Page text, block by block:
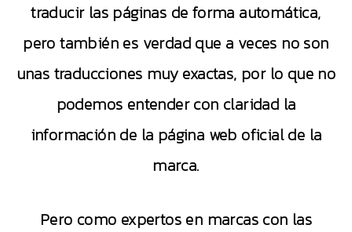
traducir las páginas de forma automática,
pero también es verdad que a veces no son
unas traducciones muy exactas, por lo que no
podemos entender con claridad la
información de la página web oficial de la
marca.
Pero como expertos en marcas con las